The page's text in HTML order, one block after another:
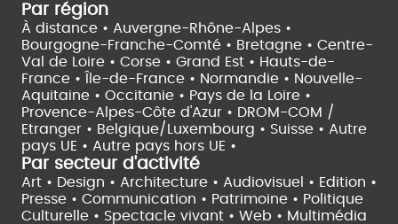
Par région
À distance • Auvergne-Rhône-Alpes •
Bourgogne-Franche-Comté • Bretagne • Centre-
Val de Loire • Corse • Grand Est • Hauts-de-
France •
Île-de-France • Normandie • Nouvelle-
Aquitaine • Occitanie • Pays de la Loire •
Provence-Alpes-Côte d'Azur • DROM-COM /
Etranger • Belgique/Luxembourg • Suisse • Autre
pays UE • Autre pays hors UE •
Par secteur d'activité
Art • Design • Architecture • Audiovisuel • Edition •
Presse • Communication • Patrimoine • Politique
Culturelle • Spectacle vivant • Web • Multimédia